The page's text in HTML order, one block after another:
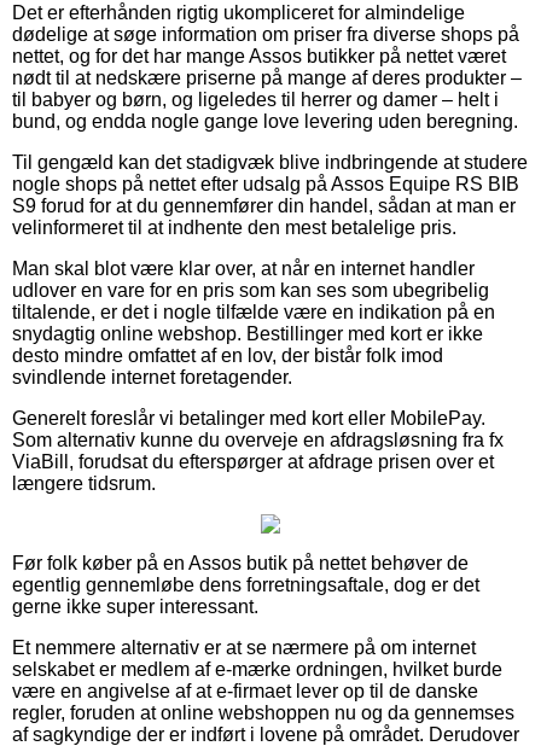
Det er efterhånden rigtig ukompliceret for almindelige
dødelige at søge information om priser fra diverse shops på
nettet, og for det har mange Assos butikker på nettet været
nødt til at nedskære priserne på mange af deres produkter –
til babyer og børn, og ligeledes til herrer og damer – helt i
bund, og endda nogle gange love levering uden beregning.
Til gengæld kan det stadigvæk blive indbringende at studere
nogle shops på nettet efter udsalg på Assos Equipe RS BIB
S9 forud for at du gennemfører din handel, sådan at man er
velinformeret til at indhente den mest betalelige pris.
Man skal blot være klar over, at når en internet handler
udlover en vare for en pris som kan ses som ubegribelig
tiltalende, er det i nogle tilfælde være en indikation på en
snydagtig online webshop. Bestillinger med kort er ikke
desto mindre omfattet af en lov, der bistår folk imod
svindlende internet foretagender.
Generelt foreslår vi betalinger med kort eller MobilePay.
Som alternativ kunne du overveje en afdragsløsning fra fx
ViaBill, forudsat du efterspørger at afdrage prisen over et
længere tidsrum.
Før folk køber på en Assos butik på nettet behøver de
egentlig gennemløbe dens forretningsaftale, dog er det
gerne ikke super interessant.
Et nemmere alternativ er at se nærmere på om internet
selskabet er medlem af e-mærke ordningen, hvilket burde
være en angivelse af at e-firmaet lever op til de danske
regler, foruden at online webshoppen nu og da gennemses
af sagkyndige der er indført i lovene på området. Derudover